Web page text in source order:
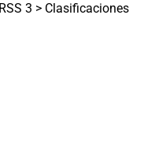
3 > Clasificaciones